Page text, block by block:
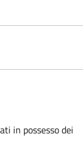
in possesso dei